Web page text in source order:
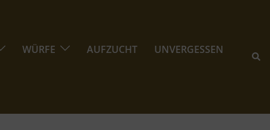
WÜRFE AUFZUCHT UNVERGESSEN